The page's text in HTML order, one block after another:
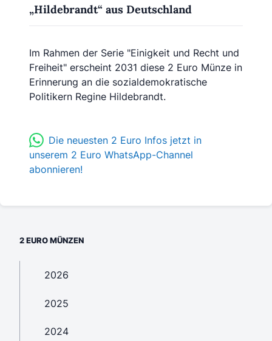
„Hildebrandt“ aus Deutschland
Im Rahmen der Serie "Einigkeit und Recht und
Freiheit" erscheint 2031 diese 2 Euro Münze in
Erinnerung an die sozialdemokratische
Politikern Regine Hildebrandt.
Die neuesten 2 Euro Infos jetzt in
unserem 2 Euro WhatsApp-Channel
abonnieren!
2 EURO MÜNZEN
2026
2025
2024